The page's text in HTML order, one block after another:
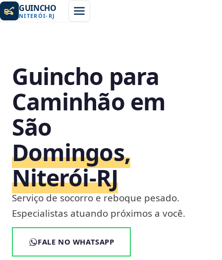
GUINCHO
NITERÓI- RJ
Guincho para
Caminhão em
São
Domingos,
Niterói‑RJ
Serviço de socorro e reboque pesado.
Especialistas atuando próximos a você.
FALE NO WHATSAPP